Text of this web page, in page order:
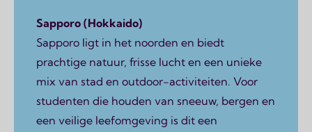
Sapporo (Hokkaido)
Sapporo ligt in het noorden en biedt
prachtige natuur, frisse lucht en een unieke
mix van stad en outdoor-activiteiten. Voor
studenten die houden van sneeuw, bergen en
een veilige leefomgeving is dit een